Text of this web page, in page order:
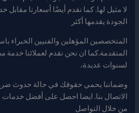
لا مثيل لها. كما نقدم أيضًا أسعارنا مقابل
الجودة يقدمها أكثر
المتخصصين المؤهلين والفنيين الخبراء
المتقدمة.كما ان نحن نقدم لعملائنا خدمة
لسنوات عديدة،
وضماننا يحمي حقوقك في حالة حدوث ضرر
الاتصال بنا. ايضا احصل على أفضل
من خلال التواصل